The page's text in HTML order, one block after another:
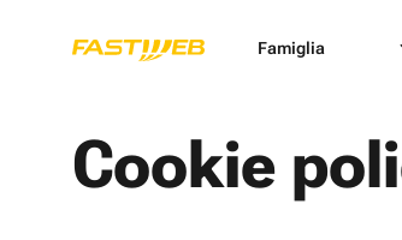
Famiglia
Cookie